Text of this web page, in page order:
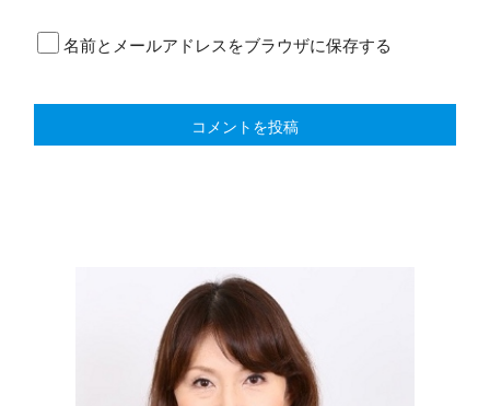
名前とメールアドレスをブラウザに保存する